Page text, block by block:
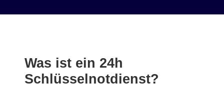
Was ist ein 24h
Schlüsselnotdienst?